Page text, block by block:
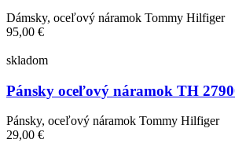
Dámsky, oceľový náramok Tommy Hilfiger
95,00 €
skladom
Pánsky oceľový náramok TH
Pánsky, oceľový náramok Tommy Hilfiger
29,00 €